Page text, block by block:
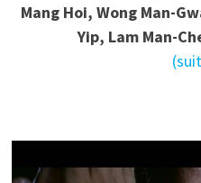
Mang Hoi, Wong Man-
Yip, Lam Man-